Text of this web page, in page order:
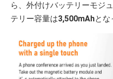
ら、外付けバッテリーモジ
テリー容量は3,500mAhとな